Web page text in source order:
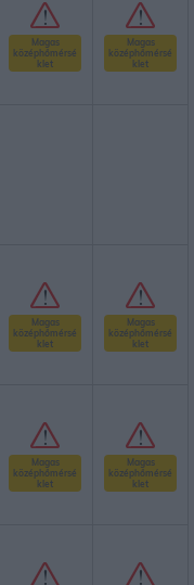
Magas
középhőmérsé
klet
Magas
középhőmérsé
klet
Magas
középhőmérsé
klet
Magas
középhőmérsé
klet
Magas
középhőmérsé
klet
Magas
középhőmérsé
klet